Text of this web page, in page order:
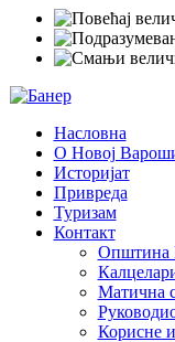
Насловна
О Новој
Историјат
Привреда
Туризам
Контакт
Општина
Матична
Корисне